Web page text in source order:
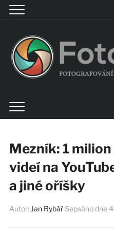
Mezník: 1
videí na
a jiné oříšky
Autor: Jan Rybář Sepsáno dne